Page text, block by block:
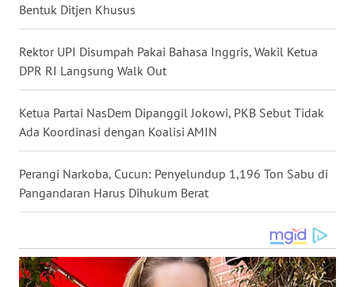
Bentuk Ditjen Khusus
Rektor UPI Disumpah Pakai Bahasa Inggris, Wakil Ketua
DPR RI Langsung Walk Out
Ketua Partai NasDem Dipanggil Jokowi, PKB Sebut Tidak
Ada Koordinasi dengan Koalisi AMIN
Perangi Narkoba, Cucun: Penyelundup 1,196 Ton Sabu di
Pangandaran Harus Dihukum Berat
TENGAH
WN DELI
SERDANG
WN
TEBING
TINGGI
WN
PAKPAK
WN
KARAWANG